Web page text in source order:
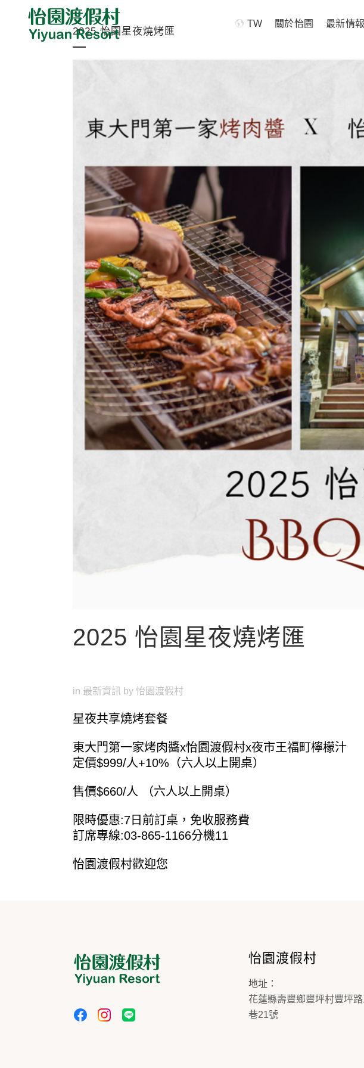
TW 關於怡園 最新情報
2025 怡園星夜燒烤匯
2025 怡園星夜燒烤匯
in 最新資訊 by 怡園渡假村
星夜共享燒烤套餐
東大門第一家烤肉醬x怡園渡假村x夜市王福町檸檬汁
定價$999/人+10%（六人以上開桌）
售價$660/人 （六人以上開桌）
限時優惠:7日前訂桌，免收服務費
訂席專線:03-865-1166分機11
怡園渡假村歡迎您
怡園渡假村
地址：
花蓮縣壽豐鄉豐坪村豐坪
巷21號